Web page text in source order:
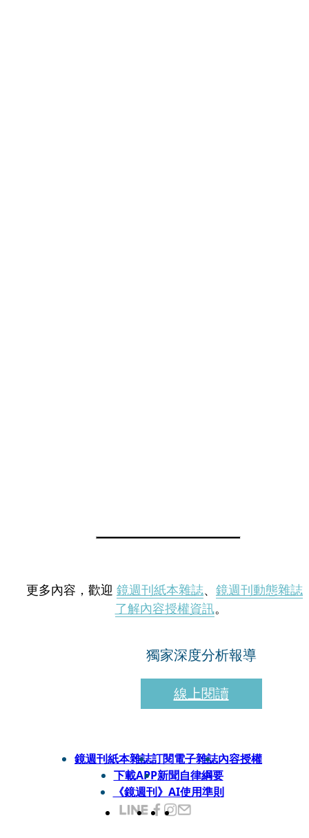
更多內容，歡迎 鏡週刊紙本雜誌、 鏡週刊動態雜誌
了解內容授權資訊。
獨家深度分析報導
線上閱讀
鏡週刊紙本雜誌訂閱電子雜誌內容授權
下載APP新聞自律綱要
《鏡週刊》AI使用準則